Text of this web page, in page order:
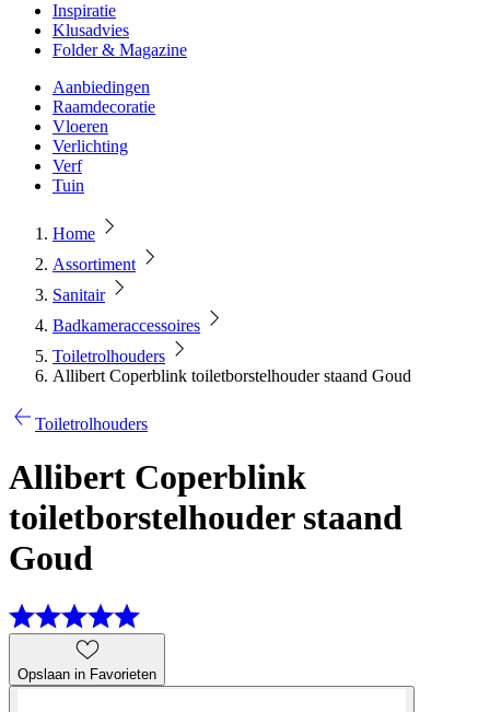
Inspiratie
Klusadvies
Folder & Magazine
Aanbiedingen
Raamdecoratie
Vloeren
Verlichting
Verf
Tuin
Home
Assortiment
Sanitair
Badkameraccessoires
Toiletrolhouders
Allibert Coperblink toiletborstelhouder staand Goud
Toiletrolhouders
Allibert Coperblink
toiletborstelhouder staand
Goud
Opslaan in Favorieten